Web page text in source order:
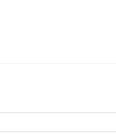
Startpunkt für Zitat2Go. Bitte in das